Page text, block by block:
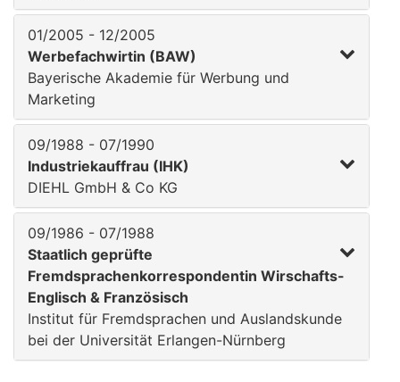
01/2005 - 12/2005
Werbefachwirtin (BAW)
Bayerische Akademie für Werbung und
Marketing
09/1988 - 07/1990
Industriekauffrau (IHK)
DIEHL GmbH & Co KG
09/1986 - 07/1988
Staatlich geprüfte
Fremdsprachenkorrespondentin Wirschafts-
Englisch & Französisch
Institut für Fremdsprachen und Auslandskunde
bei der Universität Erlangen-Nürnberg